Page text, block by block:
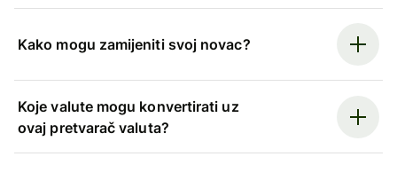
Kako mogu zamijeniti svoj novac?
Koje valute mogu konvertirati uz
ovaj pretvarač valuta?